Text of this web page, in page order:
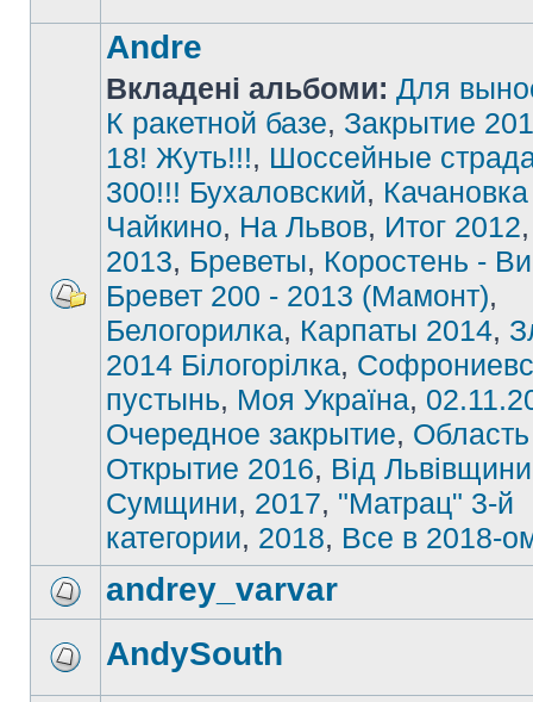
Andre
Вкладені альбоми: Для
К ракетной базе, Закрытие
18! Жуть!!!, Шоссейные
300!!! Бухаловский,
Чайкино, На Львов, Итог 2012
2013, Бреветы, Коростень -
Бревет 200 - 2013 (Мамонт),
Белогорилка, Карпаты 2014,
2014 Білогорілка,
пустынь, Моя Україна,
Очередное закрытие,
Открытие 2016, Від
Сумщини, 2017, "Матрац" 3-й
категории, 2018, Все в 2018-
andrey_varvar
AndySouth